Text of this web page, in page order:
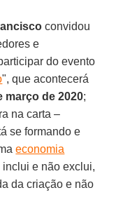
convidou
e
do evento
", que acontecerá
março de 2020;
na carta –
se formando e
economia
inclui e não exclui,
da criação e não